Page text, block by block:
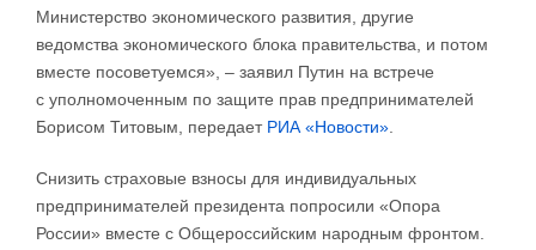
Министерство экономического развития, другие
ведомства экономического блока правительства, и потом
вместе посоветуемся», – заявил Путин на встрече
с уполномоченным по защите прав предпринимателей
Борисом Титовым, передает РИА «Новости»
Снизить страховые взносы для индивидуальных
предпринимателей президента попросили «Опора
России» вместе с Общероссийским народным фронтом.